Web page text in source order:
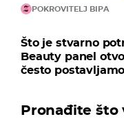
POKROVITELJ BIPA
Što je stvarno
Beauty panel
često
Pronađite što